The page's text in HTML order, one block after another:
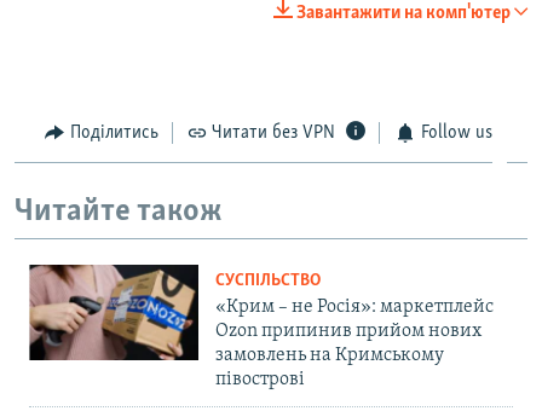
1080p
1080p
Завантажити на комп'ютер
Поділитись Читати без VPN Follow us
Читайте також
СУСПІЛЬСТВО
«Крим – не Росія»: маркетплейс
Ozon припинив прийом нових
замовлень на Кримському
півострові